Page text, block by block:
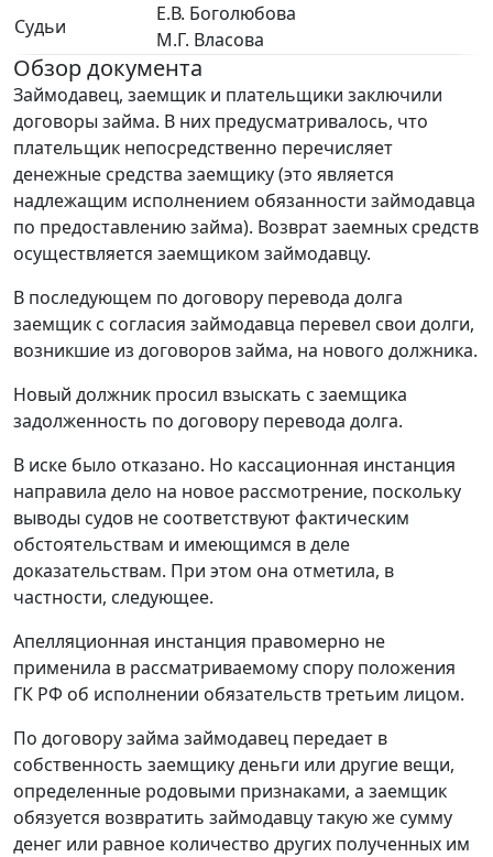
Судьи
Е.В. Боголюбова
М.Г. Власова
Обзор документа
Займодавец, заемщик и плательщики заключили
договоры займа. В них предусматривалось, что
плательщик непосредственно перечисляет
денежные средства заемщику (это является
надлежащим исполнением обязанности займодавца
по предоставлению займа). Возврат заемных средств
осуществляется заемщиком займодавцу.
В последующем по договору перевода долга
заемщик с согласия займодавца перевел свои долги,
возникшие из договоров займа, на нового должника.
Новый должник просил взыскать с заемщика
задолженность по договору перевода долга.
В иске было отказано. Но кассационная инстанция
направила дело на новое рассмотрение, поскольку
выводы судов не соответствуют фактическим
обстоятельствам и имеющимся в деле
доказательствам. При этом она отметила, в
частности, следующее.
Апелляционная инстанция правомерно не
применила в рассматриваемому спору положения
ГК РФ об исполнении обязательств третьим лицом.
По договору займа займодавец передает в
собственность заемщику деньги или другие вещи,
определенные родовыми признаками, а заемщик
обязуется возвратить займодавцу такую же сумму
денег или равное количество других полученных им